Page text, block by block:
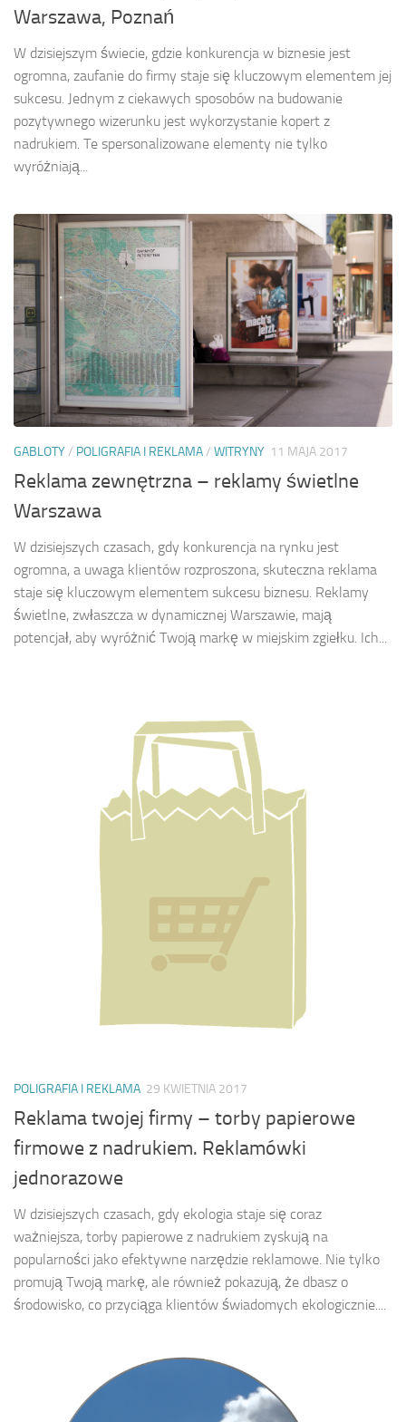
Warszawa, Poznań
W dzisiejszym świecie, gdzie konkurencja w biznesie jest
ogromna, zaufanie do firmy staje się kluczowym elementem jej
sukcesu. Jednym z ciekawych sposobów na budowanie
pozytywnego wizerunku jest wykorzystanie kopert z
nadrukiem. Te spersonalizowane elementy nie tylko
wyróżniają...
GABLOTY/ POLIGRAFIA I REKLAMA/ WITRYNY 11 MAJA 2017
Reklama zewnętrzna – reklamy świetlne
Warszawa
W dzisiejszych czasach, gdy konkurencja na rynku jest
ogromna, a uwaga klientów rozproszona, skuteczna reklama
staje się kluczowym elementem sukcesu biznesu. Reklamy
świetlne, zwłaszcza w dynamicznej Warszawie, mają
potencjał, aby wyróżnić Twoją markę w miejskim zgiełku. Ich...
POLIGRAFIA I REKLAMA 29 KWIETNIA 2017
Reklama twojej firmy – torby papierowe
firmowe z nadrukiem. Reklamówki
jednorazowe
W dzisiejszych czasach, gdy ekologia staje się coraz
ważniejsza, torby papierowe z nadrukiem zyskują na
popularności jako efektywne narzędzie reklamowe. Nie tylko
promują Twoją markę, ale również pokazują, że dbasz o
środowisko, co przyciąga klientów świadomych ekologicznie....